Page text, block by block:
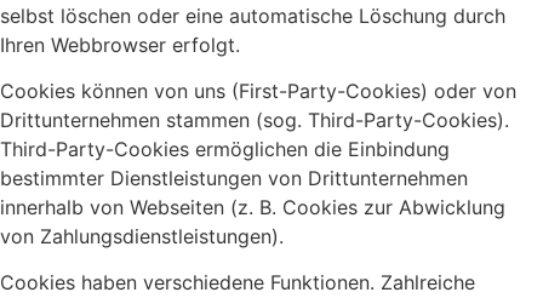
selbst löschen oder eine automatische Löschung durch
Ihren Webbrowser erfolgt.
Cookies können von uns (First-Party-Cookies) oder von
Drittunternehmen stammen (sog. Third-Party-Cookies).
Third-Party-Cookies ermöglichen die Einbindung
bestimmter Dienstleistungen von Drittunternehmen
innerhalb von Webseiten (z. B. Cookies zur Abwicklung
von Zahlungsdienstleistungen).
Cookies haben verschiedene Funktionen. Zahlreiche